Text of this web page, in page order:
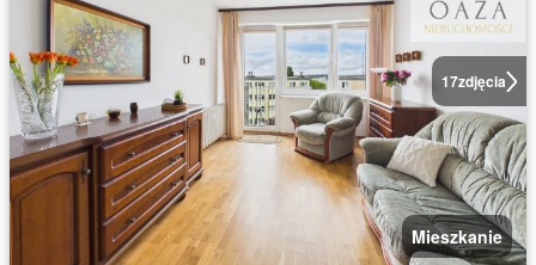
17zdjęcia
Mieszkanie